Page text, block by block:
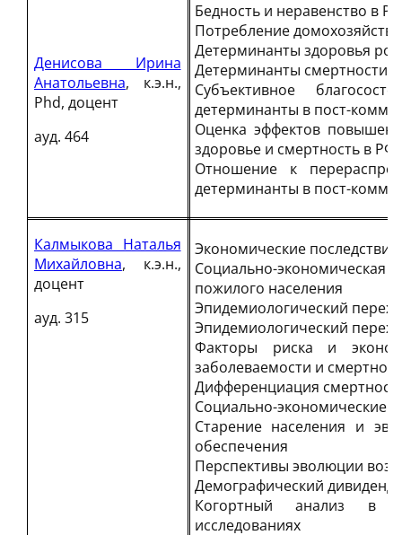
Денисова Ирина
Анатольевна, к.э.н.,
Phd, доцент
ауд. 464
Бедность и неравенство в РФ
Потребление домохозяйств
Детерминанты здоровья
Детерминанты смертности
Субъективное
детерминанты в пост-
Оценка эффектов
здоровье и смертность в РФ
Отношение к
детерминанты в пост-
Калмыкова Наталья
Михайловна, к.э.н.,
доцент
ауд. 315
Экономические
Социально-
пожилого населения
Эпидемиологический
Эпидемиологический
Факторы риска и
заболеваемости и
Дифференциация
Социально-экономические
Старение населения и
обеспечения
Перспективы эволюции
Демографический дивиденд
Когортный анализ в
исследованиях